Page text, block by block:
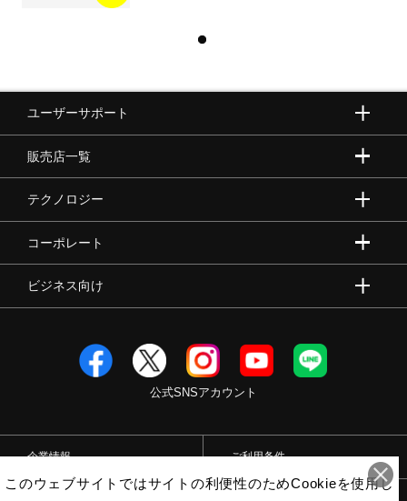
ユーザーサポート
販売店一覧
テクノロジー
コーポレート
ビジネス向け
公式SNSアカウント
企業情報 ご利用条件
このウェブサイトではサイトの利便性のためCookieを使用し